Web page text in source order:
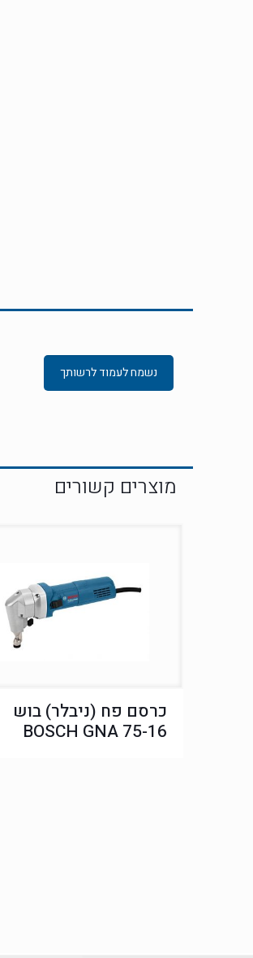
נשמח לעמוד לרשותך
כרסם פח (ניבלר) בוש
BOSCH GNA 75-16